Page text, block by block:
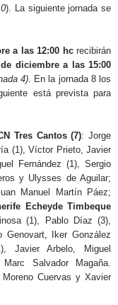
). La siguiente jornada se
a las 12:00 hcrecibirán
diciembre a las 15:00
4). En la jornada 8 los
está prevista para
Tres Cantos (7): Jorge
(1), Víctor Prieto, Javier
Fernández (1), Sergio
y Ulysses de Aguilar;
Manuel Martín Páez;
Echeyde Timbeque
(1), Pablo Díaz (3),
Genovart, Iker González
Javier Arbelo, Miguel
Salvador Magaña.
Cuervas y Xavier